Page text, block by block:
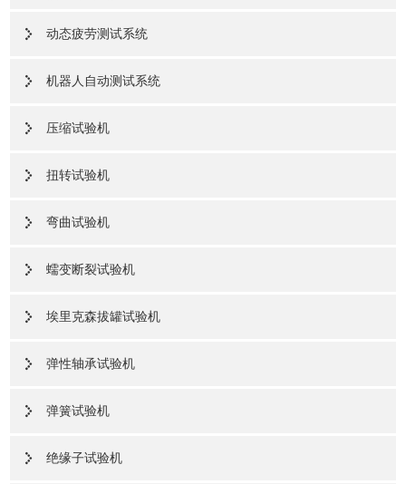
动态疲劳测试系统
机器人自动测试系统
压缩试验机
扭转试验机
弯曲试验机
蠕变断裂试验机
埃里克森拔罐试验机
弹性轴承试验机
弹簧试验机
绝缘子试验机